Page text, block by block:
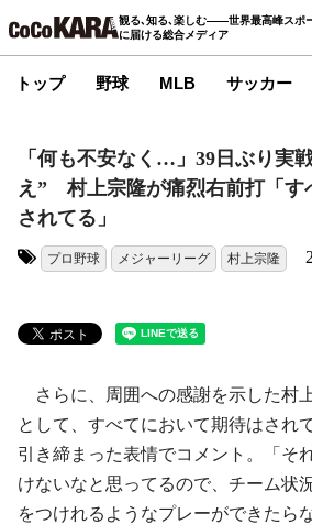
観る､知る､楽しむ――世界最高峰スポ
に届ける総合メディア
トップ 野球 MLB サッカー
「何も不安なく…」39日ぶり実
え” 村上宗隆が痛烈右前打「す
されてる」
プロ野球 メジャーリーグ 村上宗隆
さらに、周囲への感謝を示した村
として、すべてにおいて期待はされ
引き締まった表情でコメント。「そ
けないなと思ってるので、チーム状
をつけれるようなプレーができたら